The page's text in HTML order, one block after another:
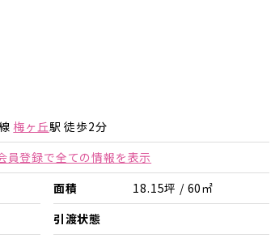
詳細を見る
梅ヶ丘駅 徒歩2分
員登録で全ての情報を表示
面積
18.15坪 / 60㎡
引渡状態